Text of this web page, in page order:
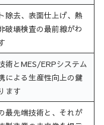
除去、表面仕上げ、熱
破壊検査の最前線がわ
術とMES/ERPシステム
による生産性向上の鍵
ます
最先端技術と、それが